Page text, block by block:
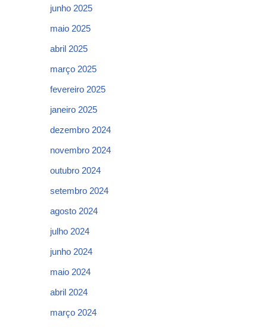
junho 2025
maio 2025
abril 2025
março 2025
fevereiro 2025
janeiro 2025
dezembro 2024
novembro 2024
outubro 2024
setembro 2024
agosto 2024
julho 2024
junho 2024
maio 2024
abril 2024
março 2024